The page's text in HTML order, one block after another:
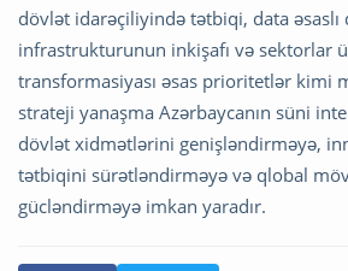
dövlət idarəçiliyində tətbiqi, data əsaslı
infrastrukturunun inkişafı və sektorlar
transformasiyası əsas prioritetlər kimi
strateji yanaşma Azərbaycanın süni
dövlət xidmətlərini genişləndirməyə,
tətbiqini sürətləndirməyə və qlobal
gücləndirməyə imkan yaradır.